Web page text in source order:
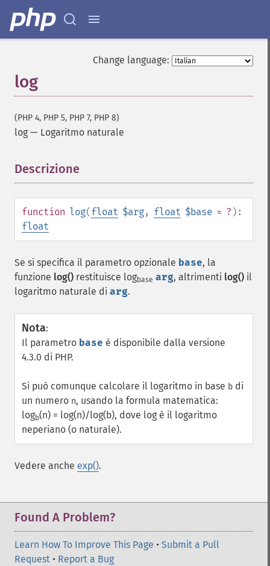
Change language:
log
(PHP 4, PHP 5, PHP 7, PHP 8)
log — Logaritmo naturale
Descrizione
function log(float $arg, float $base = ? ):
float
Se si specifica il parametro opzionale base, la
funzione log() restituisce logbase arg, altrimenti log() il
logaritmo naturale di arg.
Nota:
Il parametro base è disponibile dalla versione
4.3.0 di PHP.
Si può comunque calcolare il logaritmo in base b di
un numero n, usando la formula matematica:
logb(n) = log(n)/log(b), dove log è il logaritmo
neperiano (o naturale).
Vedere anche exp().
Found A Problem?
Learn How To Improve This Page • Submit a Pull
Request • Report a Bug